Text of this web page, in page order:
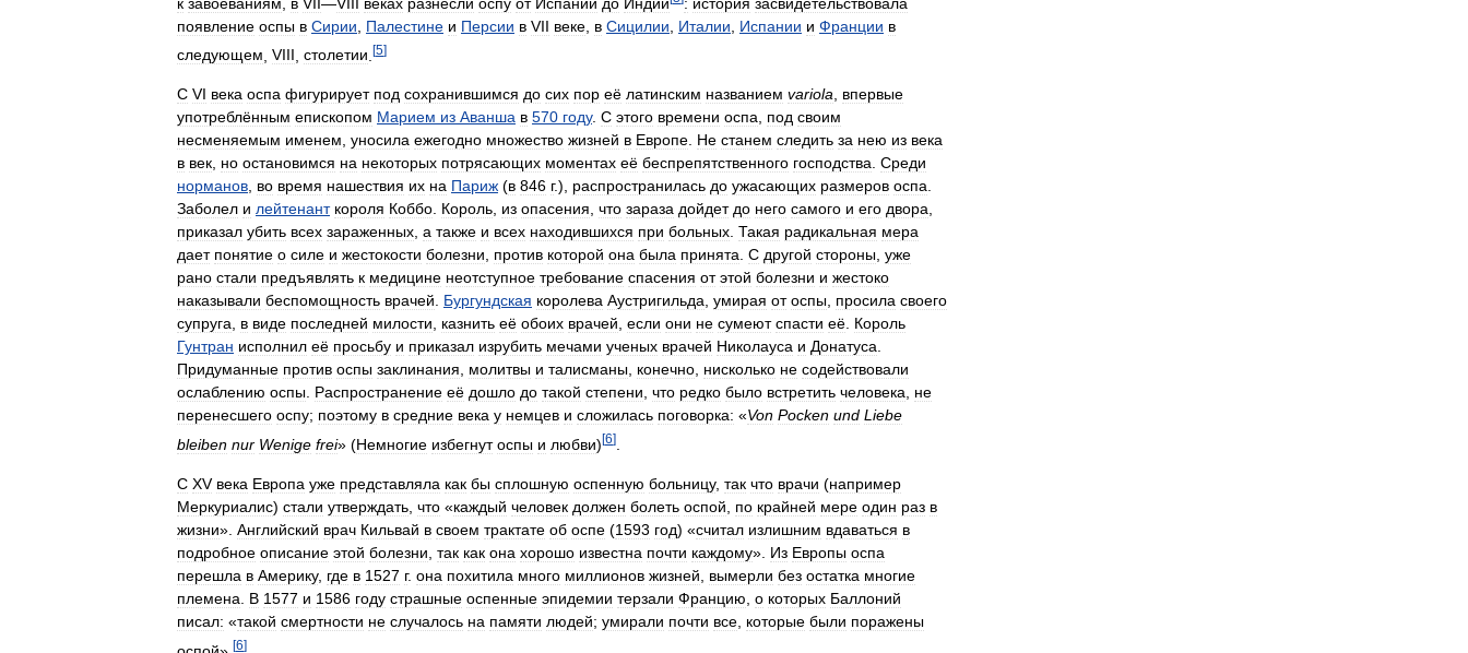
появление оспы в Сирии Палестине и Персии в VII веке в Сицилии Италии Испании и Франции в
следующем VIII столетии [5]
С VI века оспа фигурирует под сохранившимся до сих пор её латинским названием variola, впервые
употреблённым епископом Марием из Аванша в 570 году. С этого времени оспа, под своим
несменяемым именем, уносила ежегодно множество жизней в Европе. Не станем следить за нею из века
в век, но остановимся на некоторых потрясающих моментах её беспрепятственного господства. Среди
норманов, во время нашествия их на Париж (в 846 г.), распространилась до ужасающих размеров оспа.
Заболел и лейтенант короля Коббо. Король, из опасения, что зараза дойдет до него самого и его двора,
приказал убить всех зараженных, а также и всех находившихся при больных. Такая радикальная мера
дает понятие о силе и жестокости болезни, против которой она была принята. С другой стороны, уже
рано стали предъявлять к медицине неотступное требование спасения от этой болезни и жестоко
наказывали беспомощность врачей. Бургундская королева Аустригильда, умирая от оспы, просила своего
супруга, в виде последней милости, казнить её обоих врачей, если они не сумеют спасти её. Король
Гунтран исполнил её просьбу и приказал изрубить мечами ученых врачей Николауса и Донатуса.
Придуманные против оспы заклинания, молитвы и талисманы, конечно, нисколько не содействовали
ослаблению оспы. Распространение её дошло до такой степени, что редко было встретить человека, не
перенесшего оспу; поэтому в средние века у немцев и сложилась поговорка: «Von Pocken und Liebe
bleiben nur Wenige frei» (Немногие избегнут оспы и любви) [6]
С ХV века Европа уже представляла как бы сплошную оспенную больницу, так что врачи (например
Меркуриалис) стали утверждать что «каждый человек должен болеть оспой по крайней мере один раз в
жизни». Английский врач Кильвай в своем трактате об оспе (1593 год) «считал излишним вдаваться в
подробное описание этой болезни так как она хорошо известна почти каждому». Из Европы оспа
перешла в Америку, где в 1527 г. она похитила много миллионов жизней вымерли без остатка многие
племена
В 1577 и 1586 году страшные оспенные эпидемии терзали Францию о которых Баллоний
писал: «такой смертности не случалось на памяти людей; умирали почти все которые были поражены
[6]